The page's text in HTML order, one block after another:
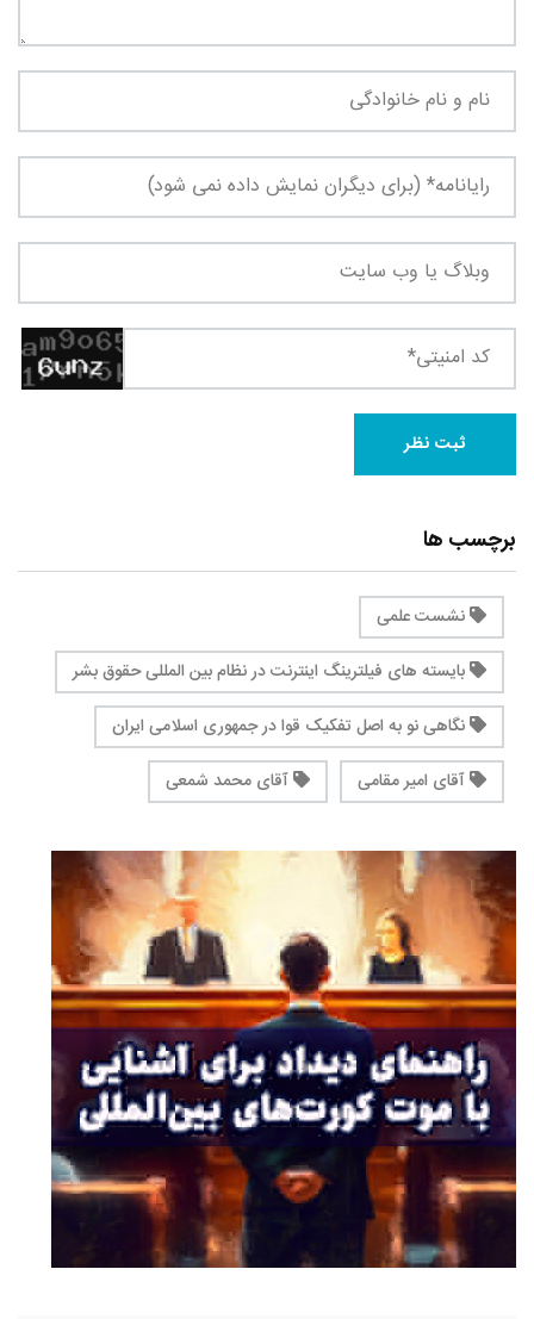
برچسب ها
نشست علمی
بایسته های فیلترینگ اینترنت در نظام بین المللی حقوق بشر
نگاهی نو به اصل تفکیک قوا در جمهوری اسلامی ایران
آقای امیر مقامی
آقای محمد شمعی